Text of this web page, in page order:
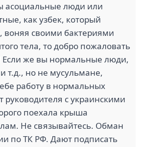
3
АДАРА (4)
(4)
ИЖЕВСКИЙ
МЕХАНИЧЕСКИЙ
ЗАВОД (4)
асоциальные люди или
как узбек, который
воняя своими бактериями
тела, то добро пожаловать
Если же вы нормальные люди,
т.д., но не мусульмане,
работу в нормальных
руководителя с украинскими
поехала крыша
Не связывайтесь. Обман
по ТК РФ. Дают подписать